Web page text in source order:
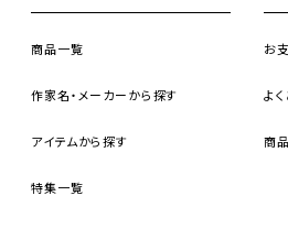
商品一覧
作家名・メーカーから探す
アイテムから探す
特集一覧
お
よ
商